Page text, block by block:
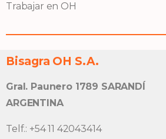
Trabajar en OH
Bisagra OH S.A.
Gral. Paunero 1789 SARANDÍ
ARGENTINA
Telf.: +54 11 42043414